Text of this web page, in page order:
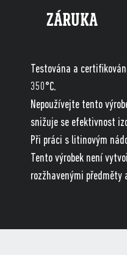
ZÁRUKA
Testována a
350°C.
Nepoužívejte tento
snižuje se efektivnost
Při práci s litinovým
Tento výrobek není
rozžhavenými předměty